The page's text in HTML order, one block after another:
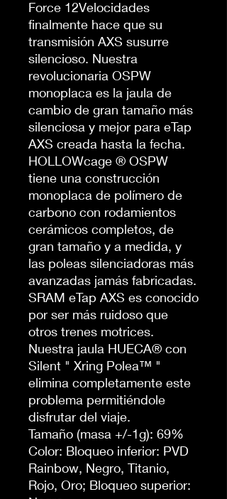
Force 12Velocidades
finalmente hace que su
transmisión AXS susurre
silencioso. Nuestra
revolucionaria OSPW
monoplaca es la jaula de
cambio de gran tamaño más
silenciosa y mejor para eTap
AXS creada hasta la fecha.
HOLLOWcage ® OSPW
tiene una construcción
monoplaca de polímero de
carbono con rodamientos
cerámicos completos, de
gran tamaño y a medida, y
las poleas silenciadoras más
avanzadas jamás fabricadas.
SRAM eTap AXS es conocido
por ser más ruidoso que
otros trenes motrices.
Nuestra jaula HUECA® con
Silent " Xring Polea™ "
elimina completamente este
problema permitiéndole
disfrutar del viaje.
Tamaño (masa +/-1g): 69%
Color: Bloqueo inferior: PVD
Rainbow, Negro, Titanio,
Rojo, Oro; Bloqueo superior: